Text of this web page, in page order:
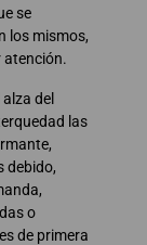
se
los mismos,
atención.
del
las
debido,
o
de primera